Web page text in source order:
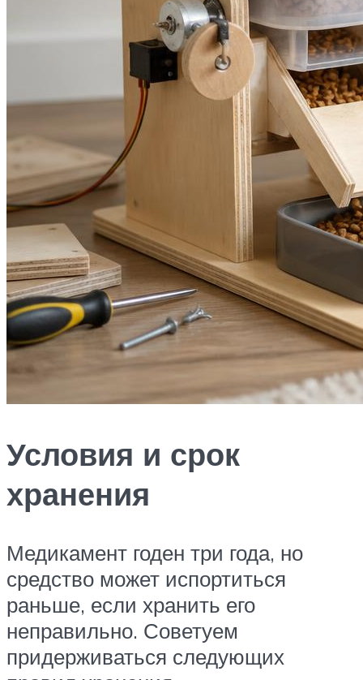
Условия и срок
хранения
Медикамент годен три года, но
средство может испортиться
раньше, если хранить его
неправильно. Советуем
придерживаться следующих